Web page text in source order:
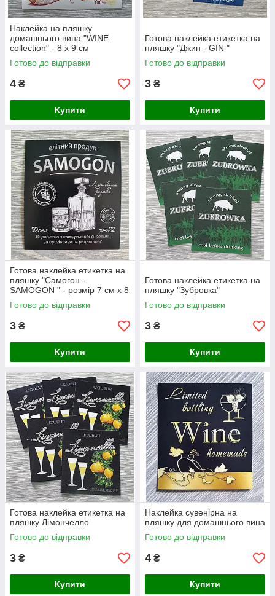
Наклейка на пляшку
домашнього вина "WINE
collection" - 8 х 9 см
Готово до відправки
4 ₴
Купити
Готова наклейка етикетка на
пляшку "Джин - GIN "
Готово до відправки
3 ₴
Купити
Готова наклейка етикетка на
пляшку "Самогон -
SAMOGON " - розмір 7 см х 8
см
Готово до відправки
3 ₴
Купити
Готова наклейка етикетка на
пляшку "Зубровка"
Готово до відправки
3 ₴
Купити
Готова наклейка етикетка на
пляшку Лімончелло
Готово до відправки
3 ₴
Купити
Наклейка сувенірна на
пляшку для домашнього вина
Готово до відправки
4 ₴
Купити